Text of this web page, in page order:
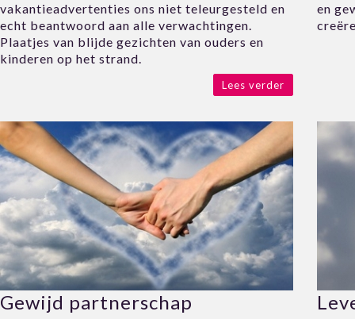
vakantieadvertenties ons niet teleurgesteld en
echt beantwoord aan alle verwachtingen.
Plaatjes van blijde gezichten van ouders en
kinderen op het strand.
Lees verder
en
Gewijd partnerschap